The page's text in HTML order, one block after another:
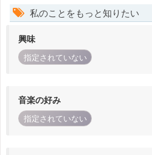
私のことをもっと知りたい
興味
指定されていない
音楽の好み
指定されていない